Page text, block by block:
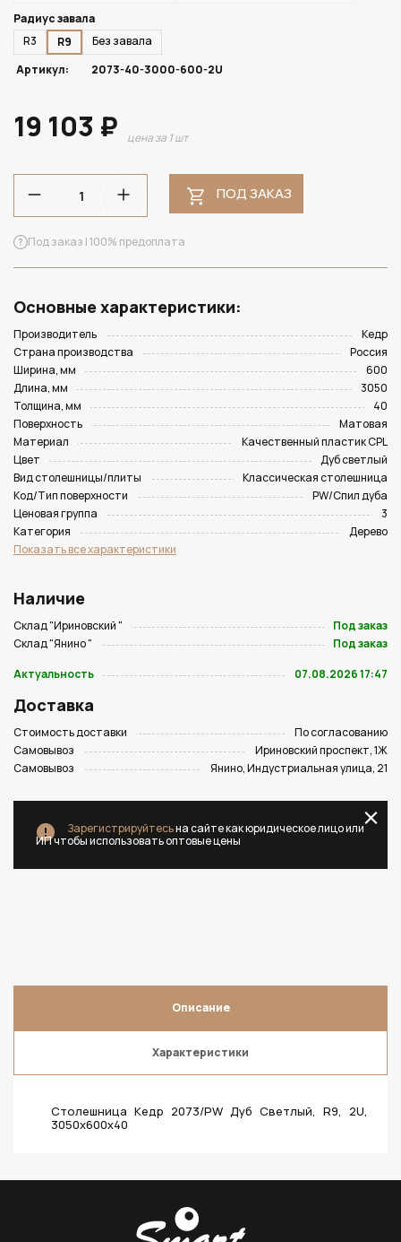
Радиус завала
R3
R9
Без завала
Артикул:
2073-40-3000-600-2U
19 103 ₽ цена за 1 шт
ПОД ЗАКАЗ
Под заказ | 100% предоплата
Основные характеристики:
Производитель
Кедр
Страна производства
Россия
Ширина, мм
600
Длина, мм
3050
Толщина, мм
40
Поверхность
Матовая
Материал
Качественный пластик CPL
Цвет
Дуб светлый
Вид столешницы/плиты
Классическая столешница
Код/Тип поверхности
PW/Спил дуба
Ценовая группа
3
Категория
Дерево
Показать все характеристики
Наличие
Склад "Ириновский "
Под заказ
Склад "Янино "
Под заказ
Актуальность
07.08.2026 17:47
Доставка
Стоимость доставки
По согласованию
Самовывоз
Ириновский проспект, 1Ж
Самовывоз
Янино, Индустриальная улица, 21
Зарегистрируйтесьна сайте как юридическое лицо или
ИП чтобы использовать оптовые цены
Описание
Характеристики
Столешница Кедр 2073/PW Дуб Светлый, R9, 2U,
3050х600х40